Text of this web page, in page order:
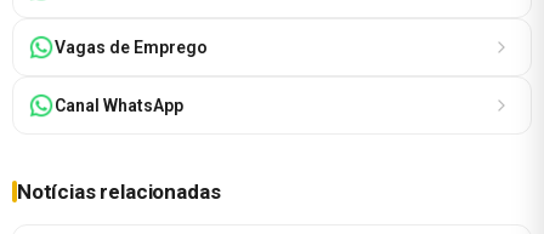
Vagas de Emprego
Canal WhatsApp
Notícias relacionadas